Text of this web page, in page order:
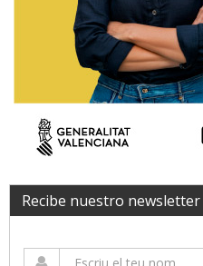
Recibe nuestro newsletter